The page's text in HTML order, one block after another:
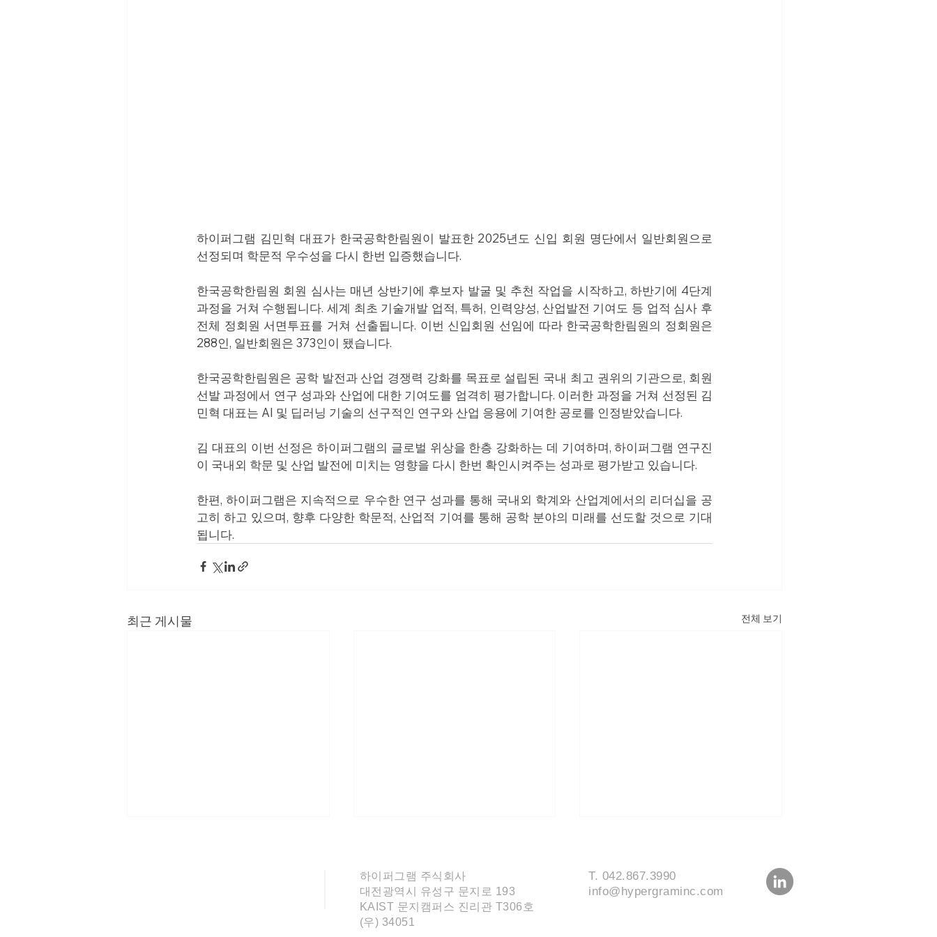
하이퍼그램 김민혁 대표가 한국공학한림원이 발표한 2025년도 신입 회원 명단에서 일반회원으로
선정되며 학문적 우수성을 다시 한번 입증했습니다.
한국공학한림원 회원 심사는 매년 상반기에 후보자 발굴 및 추천 작업을 시작하고, 하반기에 4단계
과정을 거쳐 수행됩니다. 세계 최초 기술개발 업적, 특허, 인력양성, 산업발전 기여도 등 업적 심사 후
전체 정회원 서면투표를 거쳐 선출됩니다. 이번 신입회원 선임에 따라 한국공학한림원의 정회원은
288인, 일반회원은 373인이 됐습니다.
한국공학한림원은 공학 발전과 산업 경쟁력 강화를 목표로 설립된 국내 최고 권위의 기관으로, 회원
선발 과정에서 연구 성과와 산업에 대한 기여도를 엄격히 평가합니다. 이러한 과정을 거쳐 선정된 김
민혁 대표는 AI 및 딥러닝 기술의 선구적인 연구와 산업 응용에 기여한 공로를 인정받았습니다.
김 대표의 이번 선정은 하이퍼그램의 글로벌 위상을 한층 강화하는 데 기여하며, 하이퍼그램 연구진
이 국내외 학문 및 산업 발전에 미치는 영향을 다시 한번 확인시켜주는 성과로 평가받고 있습니다.
한편, 하이퍼그램은 지속적으로 우수한 연구 성과를 통해 국내외 학계와 산업계에서의 리더십을 공
고히 하고 있으며, 향후 다양한 학문적, 산업적 기여를 통해 공학 분야의 미래를 선도할 것으로 기대
됩니다.
최근 게시물 전체 보기
하이퍼그램 주식회사
대전광역시 유성구 문지로 193
KAIST 문지캠퍼스 진리관 T306호
​(우) 34051
T. 042.867.3990
info@hypergraminc.com